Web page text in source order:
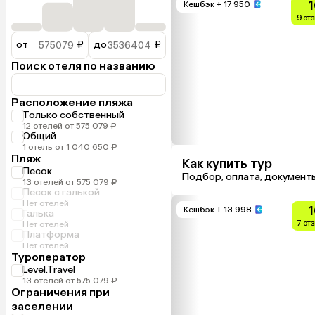
от ₽ до ₽
Поиск отеля по названию
Расположение пляжа
Только собственный
12 отелей от 575 079 ₽
Общий
1 отель от 1 040 650 ₽
Пляж
Песок
13 отелей от 575 079 ₽
Песок с галькой
Нет отелей
Галька
Нет отелей
Платформа
Нет отелей
Туроператор
Level.Travel
13 отелей от 575 079 ₽
Ограничения при
заселении
Кешбэк + 17 950
9
Как купить тур
Подбор, оплата,
Кешбэк + 13 998
7